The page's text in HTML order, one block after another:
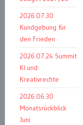
2026.07.30
Kundgebung für
den Frieden
2026.07.24 Summit
KI und
Kreativrechte
2026.06.30
Monatsrückblick
Juni